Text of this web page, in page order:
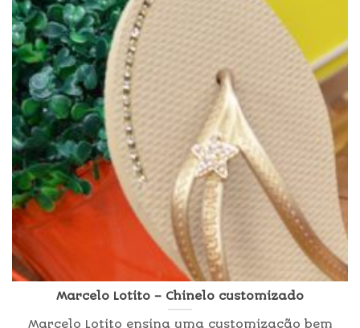
Marcelo Lotito – Chinelo customizado
Marcelo Lotito ensina uma customização bem